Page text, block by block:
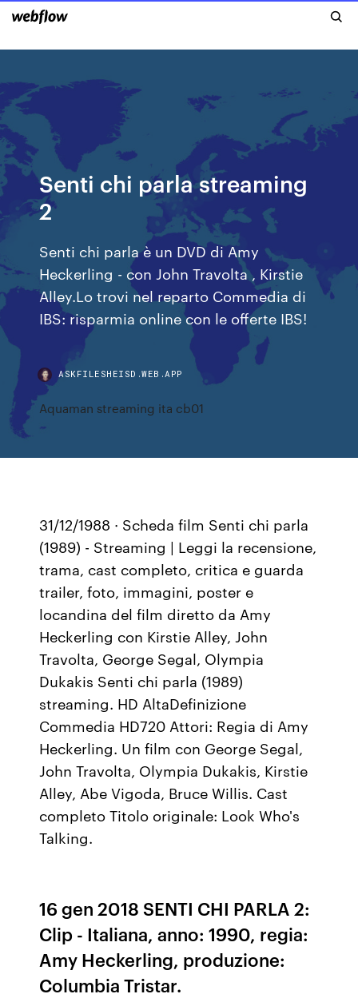
Senti chi parla streaming
2
Senti chi parla è un DVD di Amy
Heckerling - con John Travolta , Kirstie
Alley.Lo trovi nel reparto Commedia di
IBS: risparmia online con le offerte IBS!
ASKFILESHEISD.WEB.APP
Aquaman streaming ita cb01
31/12/1988 · Scheda film Senti chi parla
(1989) - Streaming | Leggi la recensione,
trama, cast completo, critica e guarda
trailer, foto, immagini, poster e
locandina del film diretto da Amy
Heckerling con Kirstie Alley, John
Travolta, George Segal, Olympia
Dukakis Senti chi parla (1989)
streaming. HD AltaDefinizione
Commedia HD720 Attori: Regia di Amy
Heckerling. Un film con George Segal,
John Travolta, Olympia Dukakis, Kirstie
Alley, Abe Vigoda, Bruce Willis. Cast
completo Titolo originale: Look Who's
Talking.
16 gen 2018 SENTI CHI PARLA 2:
Clip - Italiana, anno: 1990, regia:
Amy Heckerling, produzione:
Columbia Tristar.